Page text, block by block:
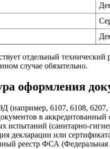
отдельный
случае обязательно.
оформления
(например, 6107, 6108, 6207,
в аккредитованный
испытаний (санитарно-
декларации или
реестр ФСА (Федеральная